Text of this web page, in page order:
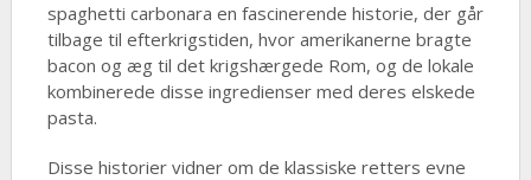
spaghetti carbonara en fascinerende historie, der går
tilbage til efterkrigstiden, hvor amerikanerne bragte
bacon og æg til det krigshærgede Rom, og de lokale
kombinerede disse ingredienser med deres elskede
pasta.
Disse historier vidner om de klassiske retters evne